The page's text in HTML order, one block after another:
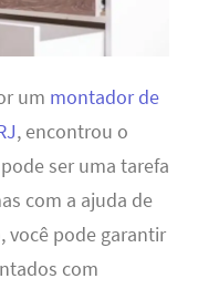
um montador de
, encontrou o
ser uma tarefa
com a ajuda de
você pode garantir
com